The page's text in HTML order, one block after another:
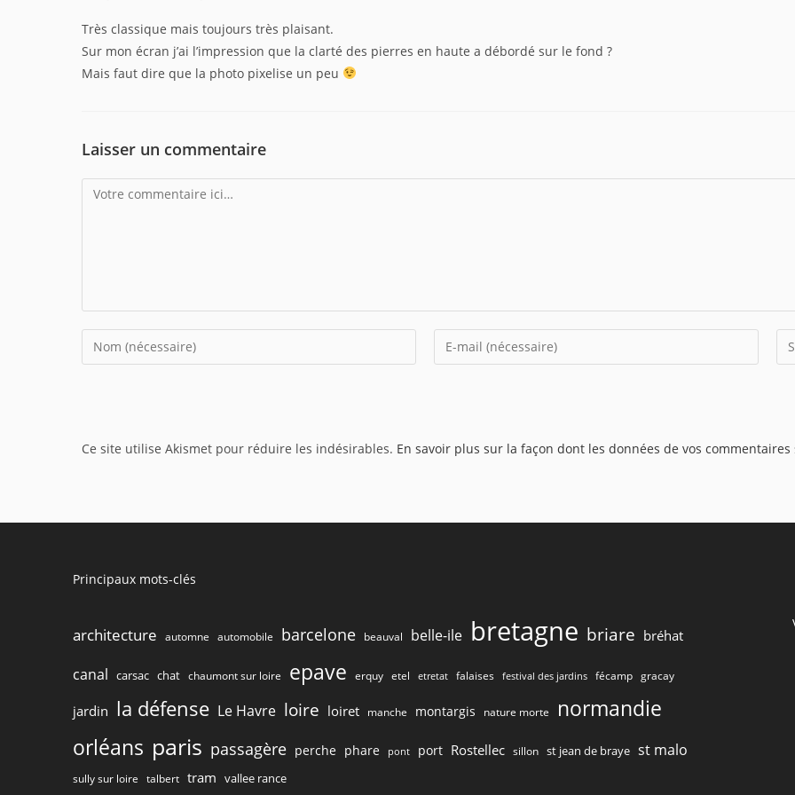
Très classique mais toujours très plaisant.
Sur mon écran j’ai l’impression que la clarté des pierres en haute a débordé sur le fond ?
Mais faut dire que la photo pixelise un peu
Laisser un commentaire
Comment
Enter
your
to
Enter
your
comment
Ce site utilise Akismet pour réduire les indésirables. En savoir plus sur la façon dont les données de vos
Principaux mots-clés
architecture automne automobile barcelone beauval belle-ile bretagne briare bréhat
canal carsac chat chaumont sur loire epave erquy etel etretat falaises festival des jardins fécamp gracay
jardin la défense Le Havre loire loiret manche montargis nature morte
normandie
orléans paris passagère perche phare pont port Rostellec sillon st jean de braye st malo
sully sur loire talbert tram vallee rance